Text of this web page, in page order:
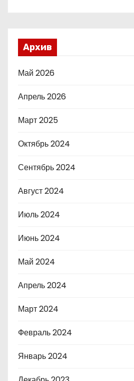
Архив
Май 2026
Апрель 2026
Март 2025
Октябрь 2024
Сентябрь 2024
Август 2024
Июль 2024
Июнь 2024
Май 2024
Апрель 2024
Март 2024
Февраль 2024
Январь 2024